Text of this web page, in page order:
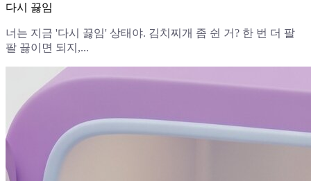
다시 끓임
너는 지금 '다시 끓임' 상태야. 김치찌개 좀 쉰 거? 한 번 더 팔
팔 끓이면 되지,...